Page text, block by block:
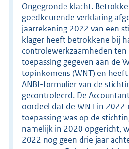
Ongegronde klacht.
goedkeurende verklaring
jaarrekening 2022 van een
klager heeft betrokkene bij
controlewerkzaamheden ten
toepassing gegeven aan de
topinkomens (WNT) en
ANBI-formulier van de
gecontroleerd. De
oordeel dat de WNT in 2022
toepassing was op de
namelijk in 2020 opgericht,
2022 nog geen drie jaar